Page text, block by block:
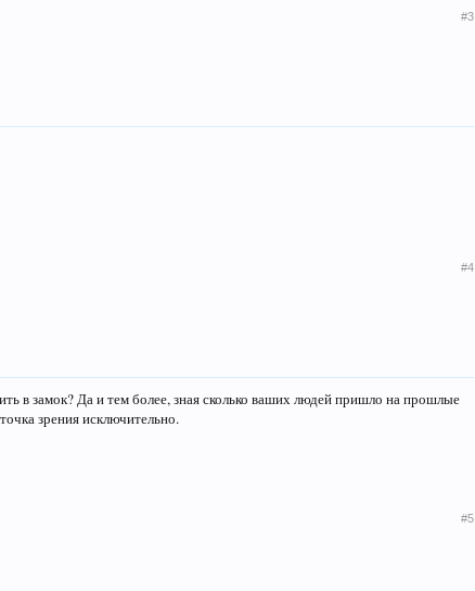
#3
#4
в замок? Да и тем более, зная сколько ваших людей пришло на прошлые
зрения исключительно.
#5